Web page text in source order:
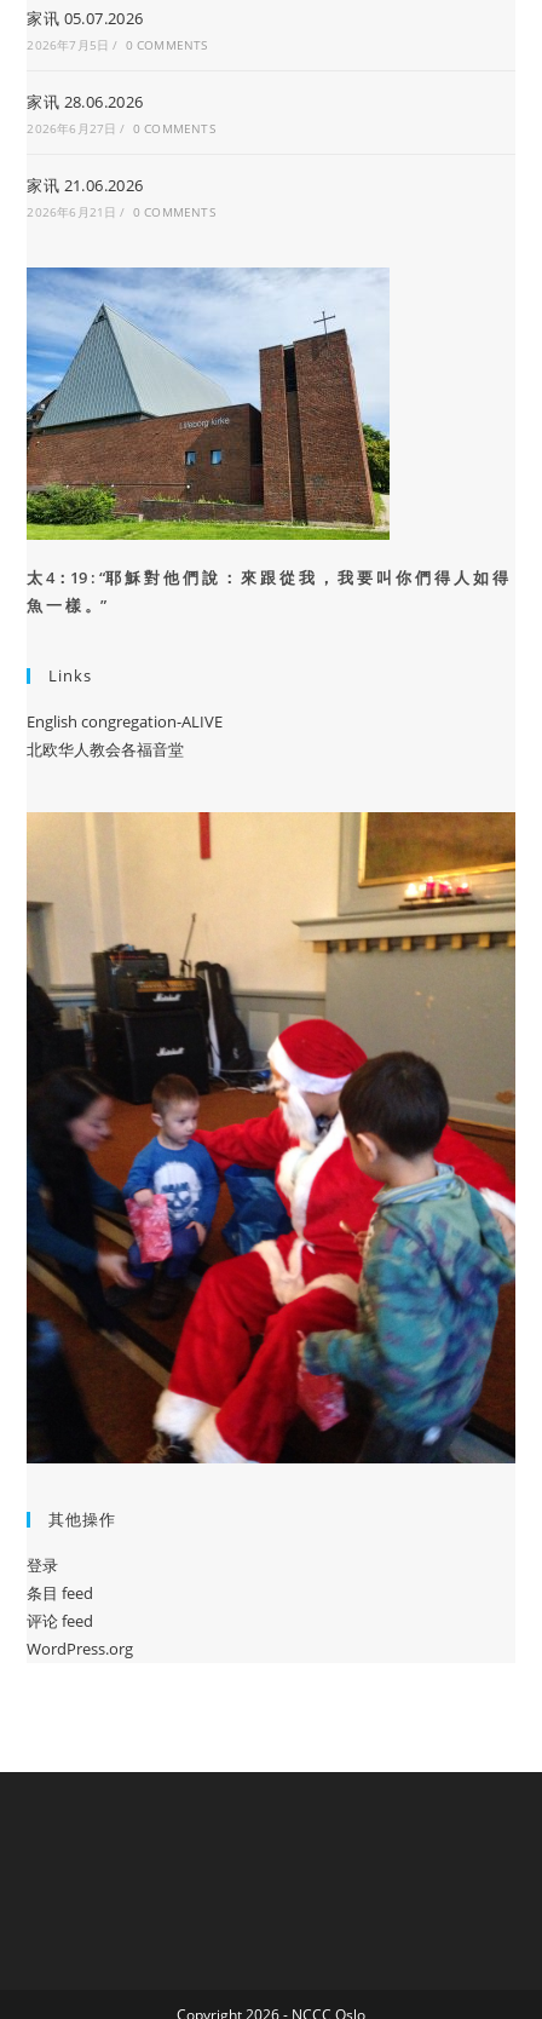
家讯 05.07.2026
2026年7月5日 / 0 COMMENTS
家讯 28.06.2026
2026年6月27日 / 0 COMMENTS
家讯 21.06.2026
2026年6月21日 / 0 COMMENTS
太 4：19 : “耶 穌 對 他 們 說 ： 來 跟 從 我 ， 我 要 叫 你 們 得 人 如 得
魚 一 樣 。”
Links
English congregation-ALIVE
北欧华人教会各福音堂
其他操作
登录
条目 feed
评论 feed
WordPress.org
Copyright 2026 - NCCC Oslo